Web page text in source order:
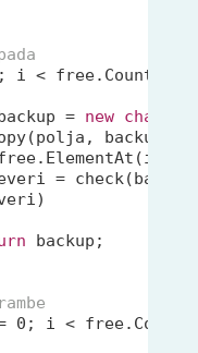
; i < free
= new char
backup,
.ElementAt(i)]
=
backup;
0 ; i < free